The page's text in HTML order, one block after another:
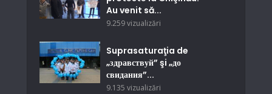
Au venit să...
9.259 vizualizări
Suprasaturaţia de
„здравствуй” şi „до
свидания”...
9.135 vizualizări